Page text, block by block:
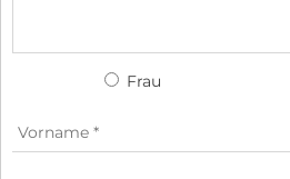
Frau